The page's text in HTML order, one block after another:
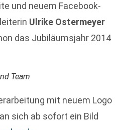
und neuem Facebook-
Ulrike Ostermeyer
das Jubiläumsjahr 2014
Team
mit neuem Logo
sich ab sofort ein Bild